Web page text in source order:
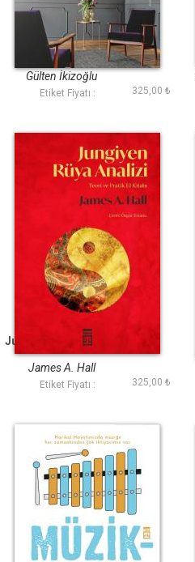
Ötesi
Gülten İkizoğlu
Etiket Fiyatı : 325,00 ₺
Jungiyen Rüya Analizi
James A. Hall
Etiket Fiyatı : 325,00 ₺